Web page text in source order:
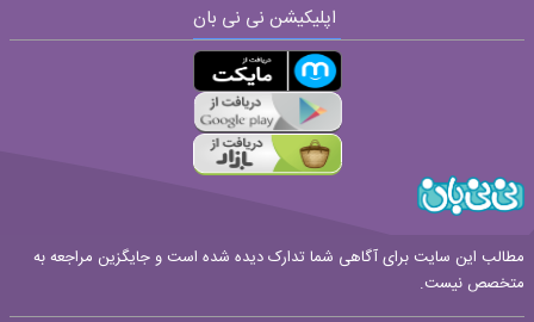
اپلیکیشن نی نی بان
مطالب این سایت برای آگاهی شما تدارک دیده شده است و جایگزین مراجعه به
متخصص نیست.